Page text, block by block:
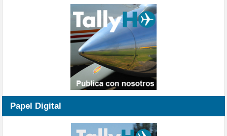
Papel Digital